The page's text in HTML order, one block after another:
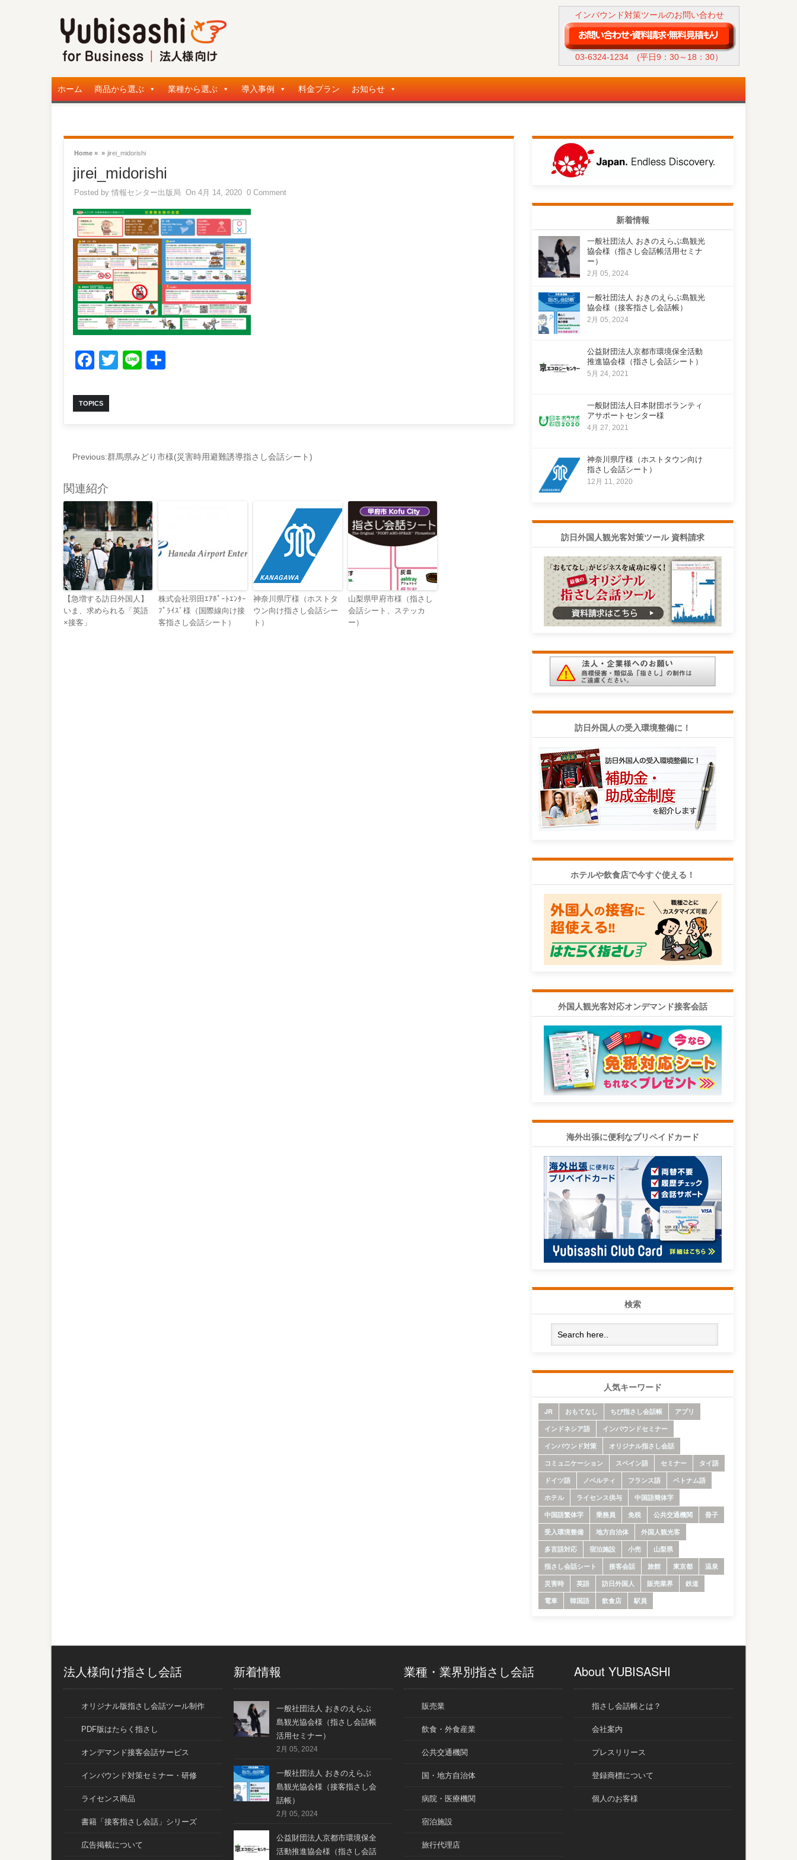
インバウンド対策ツールのお問い合わせ
03-6324-1234 (平日9：30～18：30）
ホーム 商品から選ぶ 業種から選ぶ 導入事例 料金プラン お知らせ
Home » » jirei_midorishi
jirei_midorishi
Posted by 情報センター出版局 On 4月 14, 2020 0 Comment
Facebook
Twitter
Line
TOPICS
Previous:群馬県みどり市様(災害時用避難誘導指さし会話シート)
関連紹介
【急増する訪日外国人】
いま、求められる「英語
×接客」
株式会社羽田ｴｱﾎﾟｰﾄｴﾝﾀｰ
ﾌﾟﾗｲｽﾞ様（国際線向け接
客指さし会話シート）
神奈川県庁様（ホストタ
ウン向け指さし会話シー
ト）
山梨県甲府市様（指さし
会話シート、ステッカ
ー）
新着情報
一般社団法人 おきのえらぶ島観光
協会様（指さし会話帳活用セミナ
ー）
2月 05, 2024
一般社団法人 おきのえらぶ島観光
協会様（接客指さし会話帳）
2月 05, 2024
公益財団法人京都市環境保全活動
推進協会様（指さし会話シート）
5月 24, 2021
一般財団法人日本財団ボランティ
アサポートセンター様
4月 27, 2021
神奈川県庁様（ホストタウン向け
指さし会話シート）
12月 11, 2020
訪日外国人観光客対策ツール 資料請求
訪日外国人の受入環境整備に！
ホテルや飲食店で今すぐ使える！
外国人観光客対応オンデマンド接客会話
海外出張に便利なプリペイドカード
検索
人気キーワード
JR おもてなし ちび指さし会話帳
アプリ
インドネシア語
インバウンドセミナー
インバウンド対策
オリジナル指さし会話
コミュニケーション
スペイン語 セミナー
タイ語
ドイツ語
ノベルティ フランス語
ベトナム語
ホテル
ライセンス供与
中国語簡体字
中国語繁体字
乗務員 免税 公共交通機関
冊子
受入環境整備
地方自治体
外国人観光客
多言語対応
宿泊施設 小売
山梨県
指さし会話シート
接客会話 旅館 東京都
温泉
災害時
英語 訪日外国人 販売業界
鉄道
電車
韓国語 飲食店 駅員
法人様向け指さし会話
オリジナル版指さし会話ツール制作
PDF版はたらく指さし
オンデマンド接客会話サービス
インバウンド対策セミナー・研修
ライセンス商品
書籍「接客指さし会話」シリーズ
広告掲載について
新着情報
一般社団法人 おきのえらぶ
島観光協会様（指さし会話帳
活用セミナー）
2月 05, 2024
一般社団法人 おきのえらぶ
島観光協会様（接客指さし会
話帳）
2月 05, 2024
公益財団法人京都市環境保全
活動推進協会様（指さし会話
業種・業界別指さし会話
販売業
飲食・外食産業
公共交通機関
国・地方自治体
病院・医療機関
宿泊施設
旅行代理店
About YUBISASHI
指さし会話帳とは？
会社案内
プレスリリース
登録商標について
個人のお客様